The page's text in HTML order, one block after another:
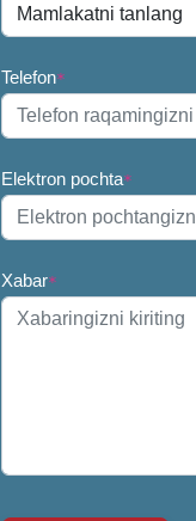
Telefon*
Elektron pochta*
Xabar*